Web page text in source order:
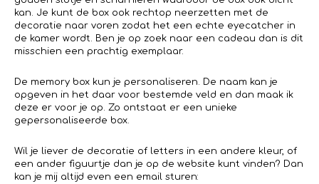
kan. Je kunt de box ook rechtop neerzetten met de
decoratie naar voren zodat het een echte eyecatcher in
de kamer wordt. Ben je op zoek naar een cadeau dan is dit
misschien een prachtig exemplaar.
De memory box kun je personaliseren. De naam kan je
opgeven in het daar voor bestemde veld en dan maak ik
deze er voor je op. Zo ontstaat er een unieke
gepersonaliseerde box.
Wil je liever de decoratie of letters in een andere kleur, of
een ander figuurtje dan je op de website kunt vinden? Dan
kan je mij altijd even een email sturen: